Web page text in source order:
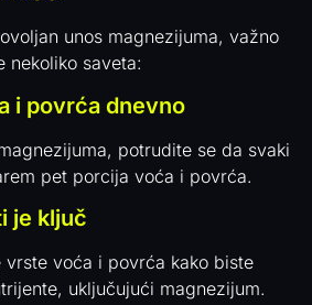
unos magnezijuma, važno
nekoliko saveta:
i povrća dnevno
potrudite se da svaki
pet porcija voća i povrća.
je ključ
vrste voća i povrća kako biste
uključujući magnezijum.